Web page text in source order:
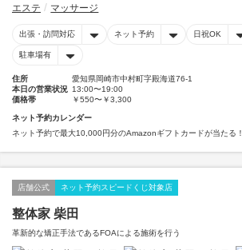
エステ マッサージ
出張・訪問対応 ネット予約 日祝OK
駐車場有
住所
愛知県岡崎市中村町字殿海道76-1
本日の営業状況 13:00〜19:00
価格帯
￥550〜￥3,300
ネット予約カレンダー
ネット予約で最大10,000円分のAmazonギフトカードが当たる！
店舗公式 ネット予約スピードくじ対象店
整体家 柴田
革新的な矯正手法であるFOAによる施術を行う